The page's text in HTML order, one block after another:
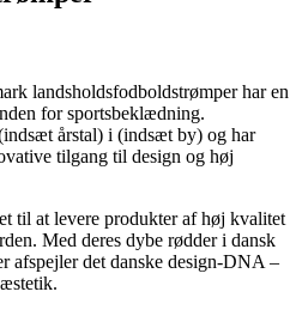
landsholdsfodboldstrømper har en
for sportsbeklædning.
årstal) i (indsæt by) og har
tilgang til design og høj
til at levere produkter af høj kvalitet
Med deres dybe rødder i dansk
afspejler det danske design-DNA –